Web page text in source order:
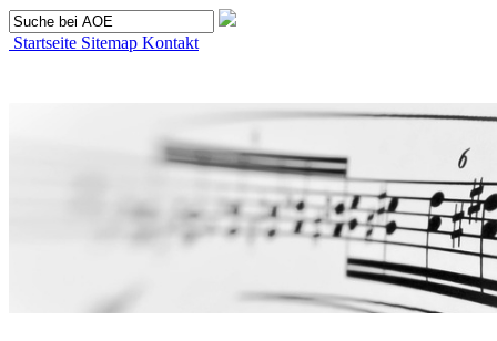
Startseite Sitemap Kontakt